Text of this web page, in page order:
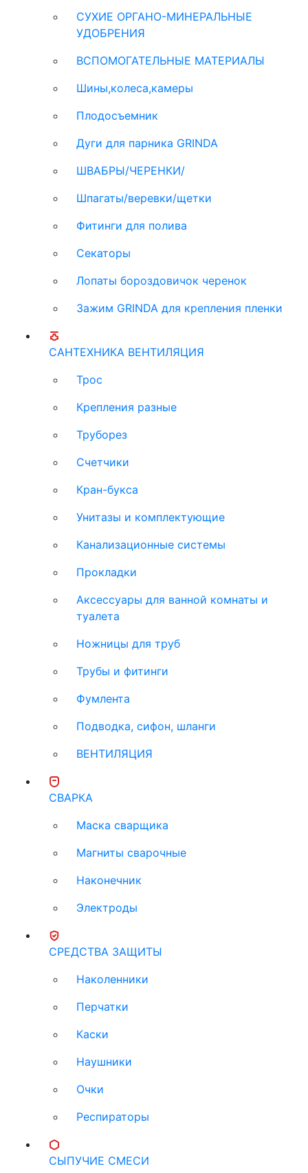
СУХИЕ ОРГАНО-МИНЕРАЛЬНЫЕ
УДОБРЕНИЯ
ВСПОМОГАТЕЛЬНЫЕ МАТЕРИАЛЫ
Шины,колеса,камеры
Плодосъемник
Дуги для парника GRINDA
ШВАБРЫ/ЧЕРЕНКИ/
Шпагаты/веревки/щетки
Фитинги для полива
Секаторы
Лопаты бороздовичок черенок
Зажим GRINDA для крепления пленки
САНТЕХНИКА ВЕНТИЛЯЦИЯ
Трос
Крепления разные
Труборез
Счетчики
Кран-букса
Унитазы и комплектующие
Канализационные системы
Прокладки
Аксессуары для ванной комнаты и
туалета
Ножницы для труб
Трубы и фитинги
Фумлента
Подводка, сифон, шланги
ВЕНТИЛЯЦИЯ
СВАРКА
Маска сварщика
Магниты сварочные
Наконечник
Электроды
СРЕДСТВА ЗАЩИТЫ
Наколенники
Перчатки
Каски
Наушники
Очки
Респираторы
СЫПУЧИЕ СМЕСИ